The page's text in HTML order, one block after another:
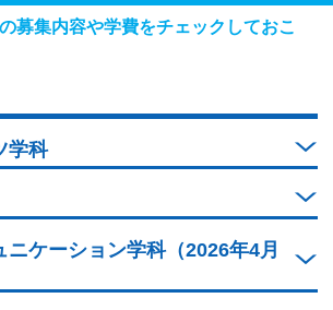
募集内容や学費をチェックしておこ
学科
ニケーション学科（2026年4月